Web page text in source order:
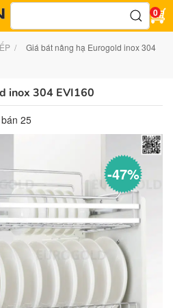
Tìm
0
Giá bát nâng hạ Eurogold inox 304
inox 304 EVI160
giá25
-47%